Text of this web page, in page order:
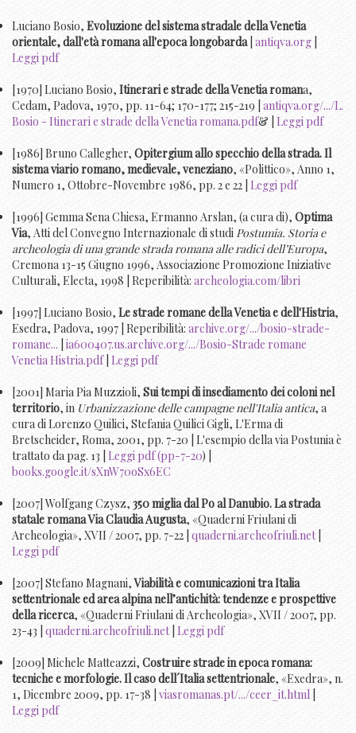
Luciano Bosio, Evoluzione del sistema stradale della Venetia
orientale, dall'età romana all'epoca longobarda| antiqva.org
Leggi pdf
[1970] Luciano Bosio, Itinerari e strade della Venetia romana,
Cedam, Padova, 1970, pp. 11-64; 170-177; 215-219 | antiqva.org/.../L.
Bosio - Itinerari e strade della Venetia romana.pdf& | Leggi pdf
[1986] Bruno Callegher, Opitergium allo specchio della strada. Il
sistema viario romano, medievale, veneziano, «Polittico», Anno 1,
Numero 1, Ottobre-Novembre 1986, pp. 2 e 22 | Leggi pdf
[1996] Gemma Sena Chiesa, Ermanno Arslan, (a cura di), Optima
Via, Atti del Convegno Internazionale di studi Postumia. Storia e
archeologia di una grande strada romana alle radici dell’Europa,
Cremona 13-15 Giugno 1996, Associazione Promozione Iniziative
Culturali, Electa, 1998 | Reperibilità: archeologia.com/libri
[1997] Luciano Bosio, Le strade romane della Venetia e dell'Histria,
Esedra, Padova, 1997 | Reperibilità: archive.org/.../bosio-strade-
romane... ia600407.us.archive.org/.../Bosio-Strade romane
Venetia Histria.pdf| Leggi pdf
[2001] Maria Pia Muzzioli, Sui tempi di insediamento dei coloni nel
territorio, in Urbanizzazione delle campagne nell'Italia antica, a
cura di Lorenzo Quilici, Stefania Quilici Gigli, L'Erma di
Bretscheider, Roma, 2001, pp. 7-20 | L'esempio della via Postunia è
trattato da pag. 13 | Leggi pdf (pp-7-20) |
books.google.it/sXnW70oSx6EC
[2007] Wolfgang Czysz, 350 miglia dal Po al Danubio. La strada
statale romana Via Claudia Augusta, «Quaderni Friulani di
Archeologia», XVII / 2007, pp. 7-22 | quaderni.archeofriuli.net|
Leggi pdf
[2007] Stefano Magnani,Viabilità e comunicazioni tra Italia
settentrionale ed area alpina nell’antichità: tendenze e prospettive
della ricerca, «Quaderni Friulani di Archeologia», XVII / 2007, pp.
23-43 | quaderni.archeofriuli.net| Leggi pdf
[2009] Michele Matteazzi, Costruire strade in epoca romana:
tecniche e morfologie. Il caso dell´Italia settentrionale, «Exedra», n.
1, Dicembre 2009, pp. 17-38 | viasromanas.pt/.../ceer_it.html
Leggi pdf